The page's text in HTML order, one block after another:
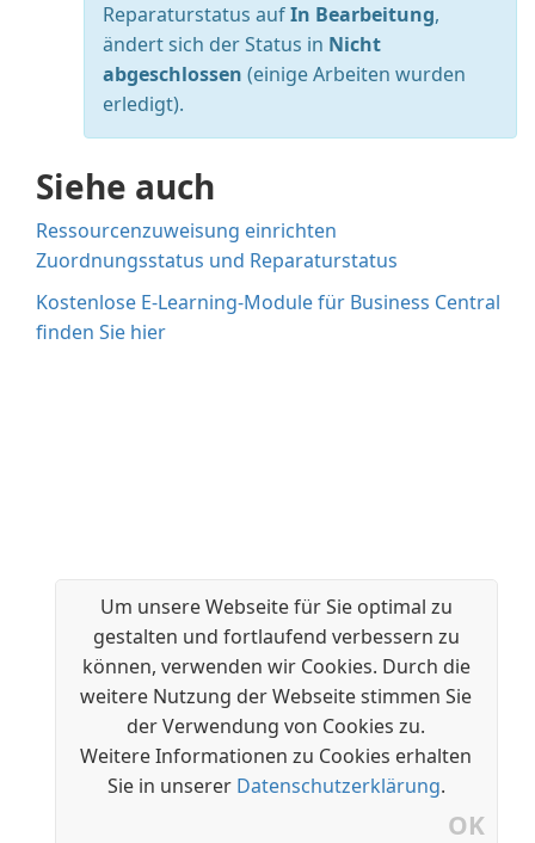
Um unsere Webseite für Sie optimal zu
gestalten und fortlaufend verbessern zu
können, verwenden wir Cookies. Durch die
weitere Nutzung der Webseite stimmen Sie
der Verwendung von Cookies zu.
Weitere Informationen zu Cookies erhalten
Sie in unserer Datenschutzerklärung.
OK
Reparaturstatus aufIn Bearbeitung,
ändert sich der Status in Nicht
abgeschlossen (einige Arbeiten wurden
erledigt).
Siehe auch
Ressourcenzuweisung einrichten
Zuordnungsstatus und Reparaturstatus
Kostenlose E-Learning-Module für Business Central
finden Sie hier